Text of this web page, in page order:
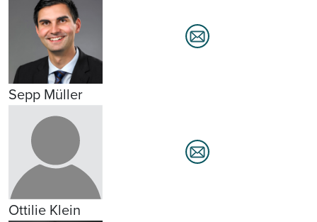
Sepp Müller
Ottilie Klein